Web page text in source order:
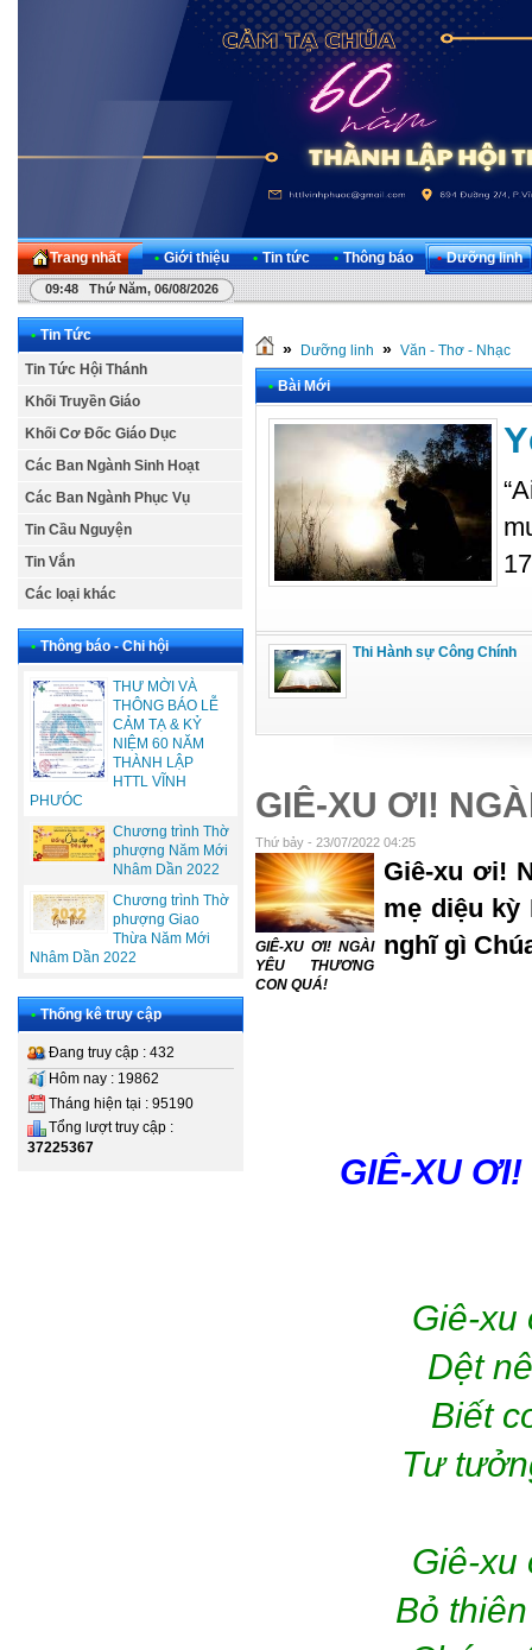
Trang nhất • Giới thiệu • Tin tức • Thông báo • Dưỡng linh
09:48 Thứ Năm, 06/08/2026
• Tin Tức
Tin Tức Hội Thánh
Khối Truyền Giáo
Khối Cơ Đốc Giáo Dục
Các Ban Ngành Sinh Hoạt
Các Ban Ngành Phục Vụ
Tin Cầu Nguyện
Tin Vắn
Các loại khác
• Thông báo - Chi hội
THƯ MỜI VÀ
THÔNG BÁO LỄ
CẢM TẠ & KỶ
NIỆM 60 NĂM
THÀNH LẬP
HTTL VĨNH
PHƯÓC
Chương trình Thờ
phượng Năm Mới
Nhâm Dần 2022
Chương trình Thờ
phượng Giao
Thừa Năm Mới
Nhâm Dần 2022
• Thống kê truy cập
Đang truy cập : 432
Hôm nay : 19862
Tháng hiện tại : 95190
Tổng lượt truy cập :
37225367
» Dưỡng linh » Văn - Thơ - Nhạc
• Bài Mới
Thi Hành sự Công Chính
GIÊ-XU ƠI!
Thứ bảy - 23/07/2022 04:25
GIÊ-XU ƠI! NGÀI
YÊU THƯƠNG
CON QUÁ!
Giê-xu ơi!
mẹ diệu
nghĩ gì
GIÊ-XU
Giê-xu
Dệt
Biết
Tư
Giê-xu
Bỏ